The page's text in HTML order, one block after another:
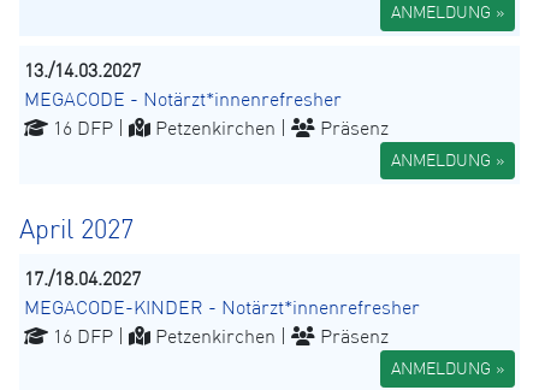
ANMELDUNG »
13./14.03.2027
MEGACODE - Notärzt*innenrefresher
16 DFP |
Petzenkirchen | Präsenz
ANMELDUNG »
April 2027
17./18.04.2027
MEGACODE-KINDER - Notärzt*innenrefresher
16 DFP |
Petzenkirchen | Präsenz
ANMELDUNG »